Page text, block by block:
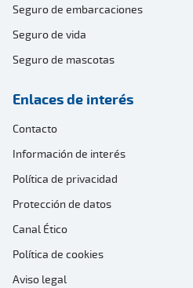
Seguro de embarcaciones
Seguro de vida
Seguro de mascotas
Enlaces de interés
Contacto
Información de interés
Política de privacidad
Protección de datos
Canal Ético
Política de cookies
Aviso legal